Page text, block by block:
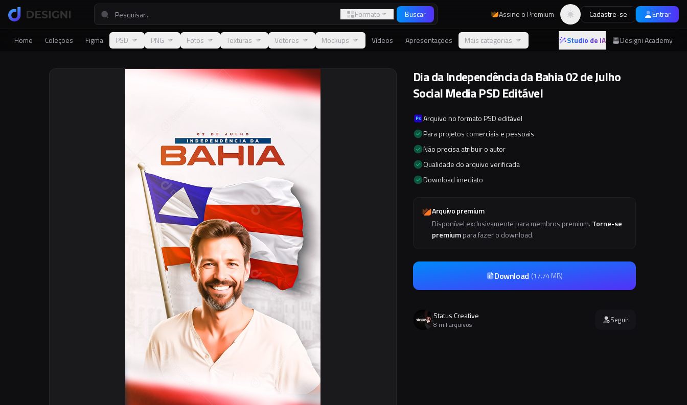
Formato Buscar Assine o Premium Alternar tema
Cadastre-se Entrar
Home Coleções Figma PSD PNG Fotos Texturas Vetores Mockups Vídeos Apresentações Mais categorias Studio de IA Designi Academy
Dia da Independência da Bahia 02 de Julho
Social Media PSD Editável
Arquivo no formato PSD editável
Para projetos comerciais e pessoais
Não precisa atribuir o autor
Qualidade do arquivo verificada
Download imediato
Arquivo premium
Disponível exclusivamente para membros premium. Torne-se
premiumpara fazer o download.
Download (17.74 MB)
Status Creative
8 mil arquivos Seguir